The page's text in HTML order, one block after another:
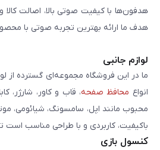
هدفون‌ها با کیفیت صوتی بالا، اصالت
هدف ما ارائه بهترین تجربه صوتی با
لوازم جانبی
ما در این فروشگاه مجموعه‌ای گسترده از
انواع محافظ صفحه، قاب و کاور،
محبوب مانند اپل، سامسونگ، شیائومی،
باکیفیت، کاربردی و با طراحی مناسب است
کنسول بازی